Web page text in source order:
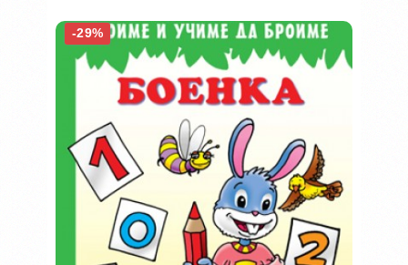
Во кошничка
Додај во желби
Додај за споредба
-29%